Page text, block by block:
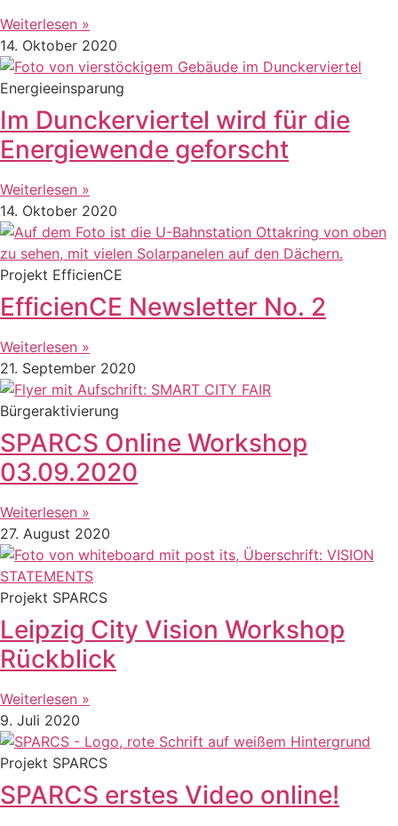
Weiterlesen »
14. Oktober 2020
Energieeinsparung
Im Dunckerviertel wird für die
Energiewende geforscht
Weiterlesen »
14. Oktober 2020
Projekt EfficienCE
EfficienCE Newsletter No. 2
Weiterlesen »
21. September 2020
Bürgeraktivierung
SPARCS Online Workshop
03.09.2020
Weiterlesen »
27. August 2020
Projekt SPARCS
Leipzig City Vision Workshop
Rückblick
Weiterlesen »
9. Juli 2020
Projekt SPARCS
SPARCS erstes Video online!